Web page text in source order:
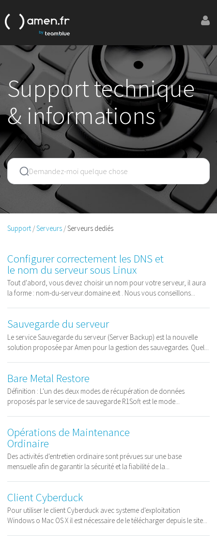
Support technique
& informations
Support Serveurs Serveurs dediés
Configurer correctement les DNS et
le nom du serveur sous Linux
Tout d'abord, vous devez choisir un nom pour votre serveur, il aura
la forme : nom-du-serveur.domaine.ext . Nous vous conseillons...
Sauvegarde du serveur
Le service Sauvegarde du serveur (Server Backup) est la nouvelle
solution proposée par Amen pour la gestion des sauvegardes. Quel...
Bare Metal Restore
Définition : L'un des deux modes de récupération de données
proposés par le service de sauvegarde R1Soft est le mode...
Opérations de Maintenance
Ordinaire
Des activités d'entretien ordinaire sont prévues sur une base
mensuelle afin de garantir la sécurité et la fiabilité de la...
Client Cyberduck
Pour utiliser le client Cyberduck avec systeme d'exploitation
Windows o Mac OS X il est nécessaire de le télécharger depuis le site...